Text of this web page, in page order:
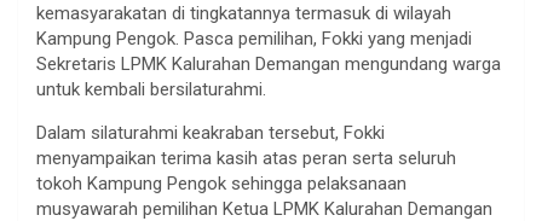
kemasyarakatan di tingkatannya termasuk di wilayah
Kampung Pengok. Pasca pemilihan, Fokki yang menjadi
Sekretaris LPMK Kalurahan Demangan mengundang warga
untuk kembali bersilaturahmi.
Dalam silaturahmi keakraban tersebut, Fokki
menyampaikan terima kasih atas peran serta seluruh
tokoh Kampung Pengok sehingga pelaksanaan
musyawarah pemilihan Ketua LPMK Kalurahan Demangan